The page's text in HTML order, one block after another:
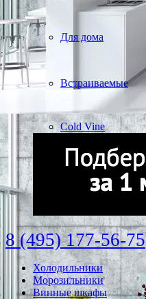
Для дома
Встраиваемые
Cold Vine
8 (495) 177-56-75
Холодильники
Морозильники
Винные шкафы